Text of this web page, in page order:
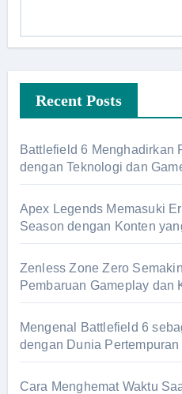
Recent Posts
Battlefield 6 Menghadirkan
dengan Teknologi dan
Apex Legends Memasuki
Season dengan Konten
Zenless Zone Zero
Pembaruan Gameplay dan
Mengenal Battlefield 6
dengan Dunia
Cara Menghemat Waktu